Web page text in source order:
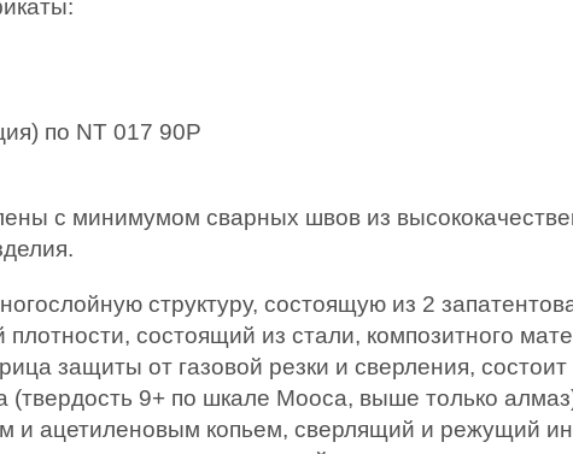
по NT 017 90P
с минимумом сварных швов из
структуру, состоящую из 2
состоящий из стали, композитного
защиты от газовой резки и сверления, состоит
(твердость 9+ по шкале Мооса, выше только
и ацетиленовым копьем, сверлящий и режущий